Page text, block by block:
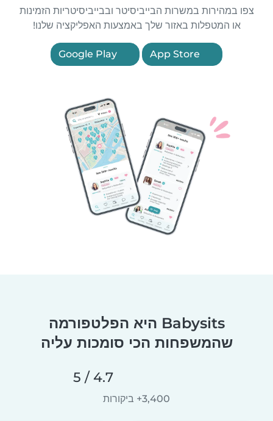
צפו במהירות במשרות הבייביסיטר ובבייביסיטריות הזמינות
או המטפלות באזור שלך באמצעות האפליקציה שלנו!
Babysits היא הפלטפורמה
שהמשפחות הכי סומכות עליה
4.7 / 5
3,400+ ביקורות